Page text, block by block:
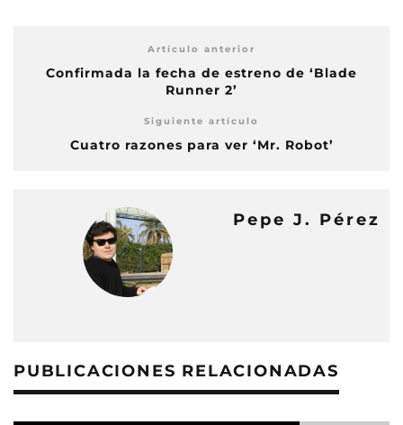
Artículo anterior
Confirmada la fecha de estreno de ‘Blade
Runner 2’
Siguiente artículo
Cuatro razones para ver ‘Mr. Robot’
Pepe J. Pérez
PUBLICACIONES RELACIONADAS